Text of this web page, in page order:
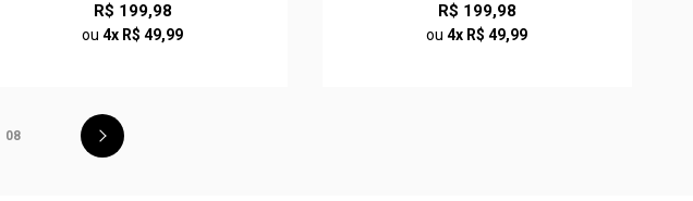
R$ 199,98
ou4x R$ 49,99
R$ 199,98
ou4x R$ 49,99
08